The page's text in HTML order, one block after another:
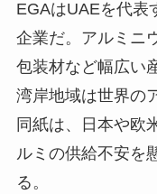
EGAはUAEを代表
企業だ。アルミニ
包装材など幅広い
湾岸地域は世界の
同紙は、日本や欧
ルミの供給不安を
る。